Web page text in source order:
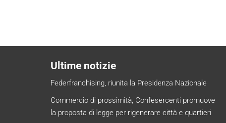
Ultime notizie
Federfranchising, riunita la Presidenza Nazionale
Commercio di prossimità, Confesercenti promuove
la proposta di legge per rigenerare città e quartieri